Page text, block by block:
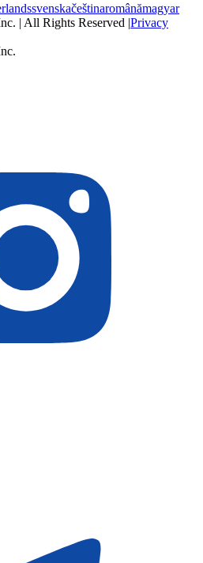
svenskačeštinaromânămagyar
| All Rights Reserved |Privacy